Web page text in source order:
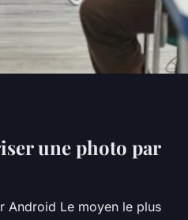
des
une photo par
Android Le moyen le plus